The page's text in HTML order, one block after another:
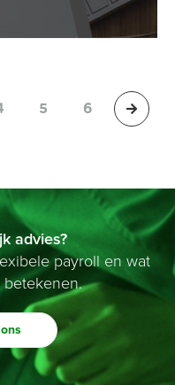
5 6
advies?
payroll en wat